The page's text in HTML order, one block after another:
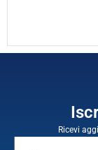
Ricevi